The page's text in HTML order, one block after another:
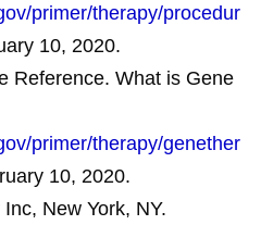
primer/therapy/procedur
10, 2020.
Reference. What is Gene
primer/therapy/genether
10, 2020.
New York, NY.